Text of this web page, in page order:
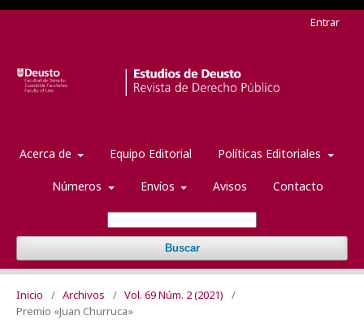
Acerca de Equipo Editorial Políticas Editoriales
Números Envíos Avisos Contacto
Buscar
Entrar
Inicio / Archivos / Vol. 69 Núm. 2 (2021)
/
Premio «Juan Churruca»